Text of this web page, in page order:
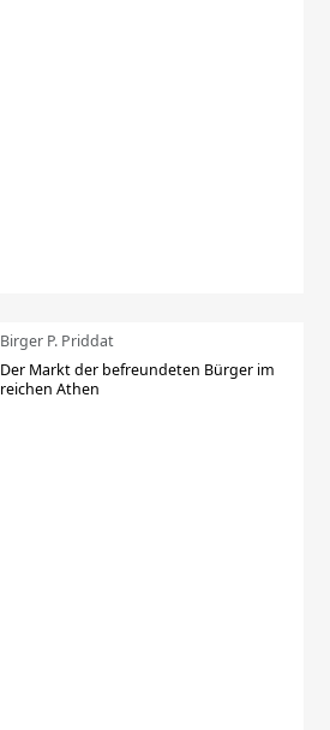
Birger P. Priddat
Der Markt der befreundeten Bürger im
reichen Athen